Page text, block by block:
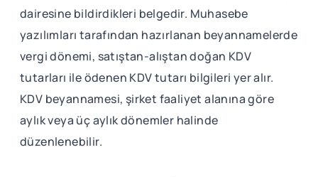
dairesine bildirdikleri belgedir. Muhasebe
yazılımları tarafından hazırlanan beyannamelerde
vergi dönemi, satıştan-alıştan doğan KDV
tutarları ile ödenen KDV tutarı bilgileri yer alır.
KDV beyannamesi, şirket faaliyet alanına göre
aylık veya üç aylık dönemler halinde
düzenlenebilir.